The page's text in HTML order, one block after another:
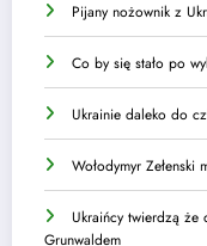
Pijany nożownik z
Co by się stało po
Ukrainie daleko do
Wołodymyr Zełenski
Ukraińcy twierdzą
Grunwaldem